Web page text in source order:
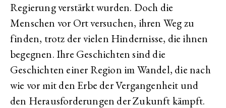
Regierung verstärkt wurden. Doch die
Menschen vor Ort versuchen, ihren Weg zu
finden, trotz der vielen Hindernisse, die ihnen
begegnen. Ihre Geschichten sind die
Geschichten einer Region im Wandel, die nach
wie vor mit den Erbe der Vergangenheit und
den Herausforderungen der Zukunft kämpft.